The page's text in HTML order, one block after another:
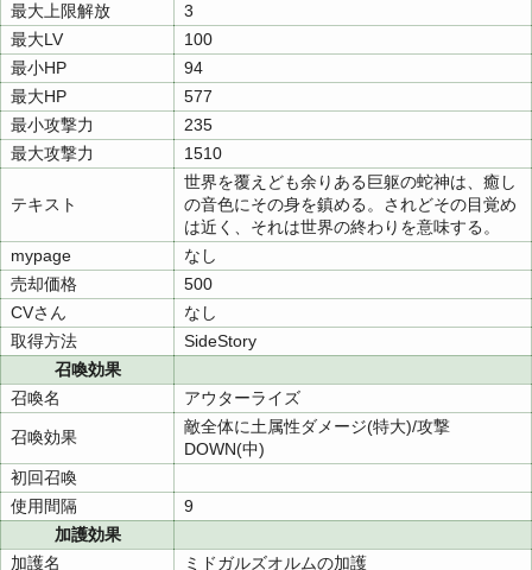
最大上限解放
3
最大LV
100
最小HP
94
最大HP
577
最小攻撃力
235
最大攻撃力
1510
テキスト
世界を覆えども余りある巨躯の蛇神は、癒し
の音色にその身を鎮める。されどその目覚め
は近く、それは世界の終わりを意味する。
mypage
なし
売却価格
500
CVさん
なし
取得方法
SideStory
召喚効果
召喚名
アウターライズ
召喚効果
敵全体に土属性ダメージ(特大)/攻撃
DOWN(中)
初回召喚
使用間隔
9
加護効果
加護名
ミドガルズオルムの加護